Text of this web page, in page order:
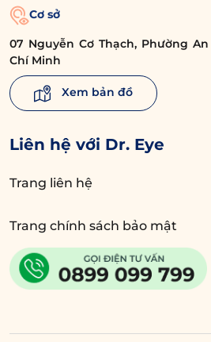
Cơ sở
07 Nguyễn Cơ Thạch, Phường
Chí Minh
Xem bản đồ
Liên hệ với Dr. Eye
Trang liên hệ
Trang chính sách bảo mật